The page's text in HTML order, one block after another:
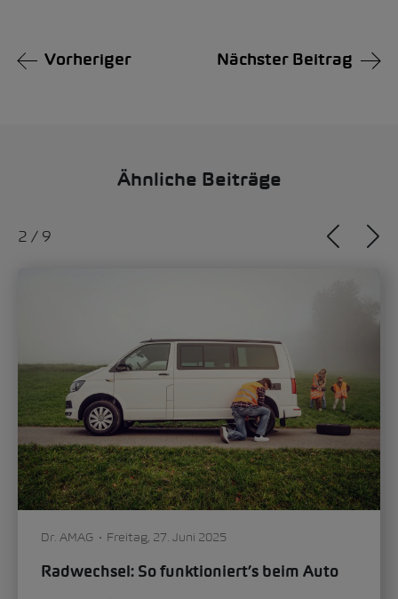
Vorheriger Nächster Beitrag
Ähnliche Beiträge
2 / 9
Dr. AMAG Freitag, 27. Juni 2025
Radwechsel: So funktioniert’s beim Auto